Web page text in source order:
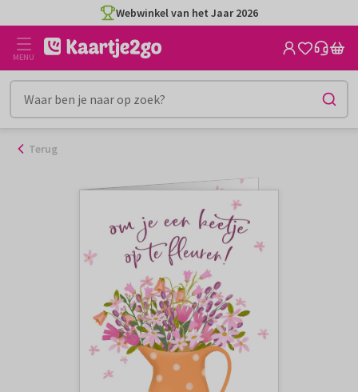
naar
inhoud
Webwinkel van het Jaar 2026
MENU
Terug